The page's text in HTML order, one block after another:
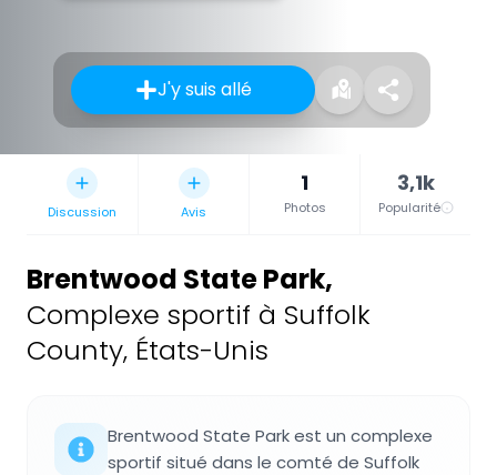
J'y suis allé
Discussion Avis
1
Photos
3,1k
Popularité
Brentwood State Park,
Complexe sportif à Suffolk
County, États-Unis
Brentwood State Park est un complexe
sportif situé dans le comté de Suffolk